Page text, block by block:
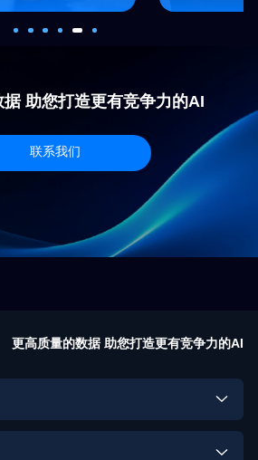
助您打造更有竞争力的AI
联系我们
更高质量的数据 助您打造更有竞争力的AI